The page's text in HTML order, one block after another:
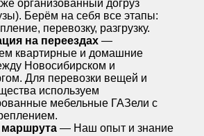
организованный догруз
Берём на себя все этапы:
перевозку, разгрузку.
на переездах —
квартирные и домашние
Новосибирском и
Для перевозки вещей и
используем
мебельные ГАЗели с
маршрута — Наш опыт и знание